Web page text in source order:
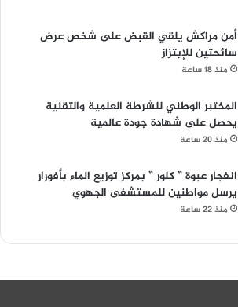
أمن مراكش يلقي القبض على شخص عرض
سائحتين للإبتزاز
منذ 18 ساعة
المختبر الوطني للشرطة العلمية والتقنية
يحصل على شهادة جودة عالمية
منذ 20 ساعة
انفجار عبوة ” كلور ” بمركز توزيع الماء بأفورار
يرسل مواطنين للمستشفى الجهوي
منذ 22 ساعة